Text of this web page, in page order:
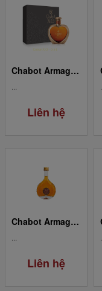
Chabot Armagnac Coeur XO
Liên hệ
Chabot Armagnac XO 0.05L
Liên hệ